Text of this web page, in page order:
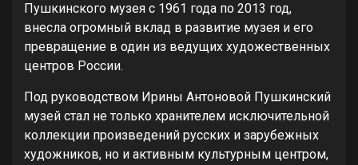
Пушкинского музея с 1961 года по 2013 год,
внесла огромный вклад в развитие музея и его
превращение в один из ведущих художественных
центров России.
Под руководством Ирины Антоновой Пушкинский
музей стал не только хранителем исключительной
коллекции произведений русских и зарубежных
художников, но и активным культурным центром,